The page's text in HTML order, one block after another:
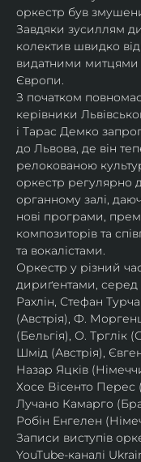
оркестр був
Завдяки зусиллям
колектив швидко
видатними митцями
Європи.
З початком
керівники
і Тарас Демко
до Львова, де він
релокованою
оркестр регулярно
органному залі,
нові програми,
композиторів та
та вокалістами.
Оркестр у різний
дириґентами, серед
Рахлін, Стефан
(Австрія), Ф.
(Бельгія), О.
Шмід (Австрія),
Назар Яцків
Хосе Вісенто Перес
Лучано Камарго
Робін Енгелен
Записи виступів
YouTube-каналі